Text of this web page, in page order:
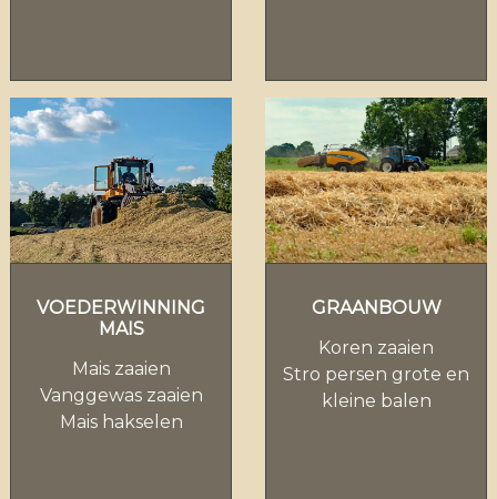
VOEDERWINNING
MAIS
Mais zaaien
Vanggewas zaaien
Mais hakselen
GRAANBOUW
Koren zaaien
Stro persen grote en
kleine balen